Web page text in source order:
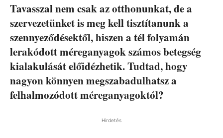
Tavasszal nem csak az otthonunkat, de a
szervezetünket is meg kell tisztítanunk a
szennyeződésektől, hiszen a tél folyamán
lerakódott méreganyagok számos betegség
kialakulását előidézhetik. Tudtad, hogy
nagyon könnyen megszabadulhatsz a
felhalmozódott méreganyagoktól?
Hirdetés